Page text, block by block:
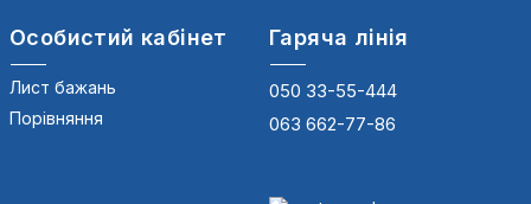
Особистий кабінет
Лист бажань
Порівняння
Гаряча лінія
050 33-55-444
063 662-77-86